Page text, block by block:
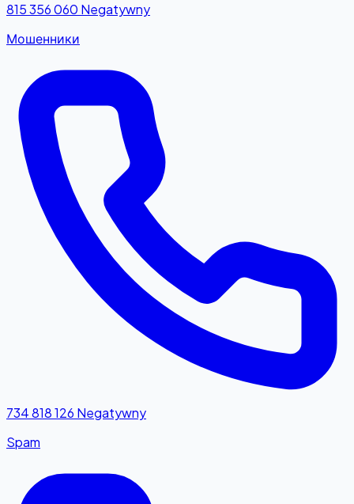
815 356 060 Negatywny
Мошенники
734 818 126 Negatywny
Spam